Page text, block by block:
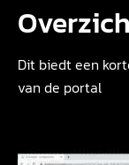
Dit biedt een
van de portal